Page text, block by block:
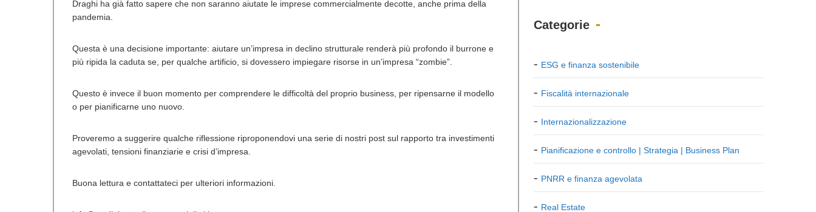
Draghi ha già fatto sapere che non saranno aiutate le imprese commercialmente decotte, anche prima della
pandemia.
Questa è una decisione importante: aiutare un’impresa in declino strutturale renderà più profondo il burrone e
più ripida la caduta se, per qualche artificio, si dovessero impiegare risorse in un’impresa “zombie”.
Questo è invece il buon momento per comprendere le difficoltà del proprio business, per ripensarne il modello
o per pianificarne uno nuovo.
Proveremo a suggerire qualche riflessione riproponendovi una serie di nostri post sul rapporto tra investimenti
agevolati, tensioni finanziarie e crisi d’impresa.
Buona lettura e contattateci per ulteriori informazioni.
Categorie
ESG e finanza sostenibile
Fiscalità internazionale
Internazionalizzazione
Pianificazione e controllo | Strategia | Business Plan
PNRR e finanza agevolata
Real Estate